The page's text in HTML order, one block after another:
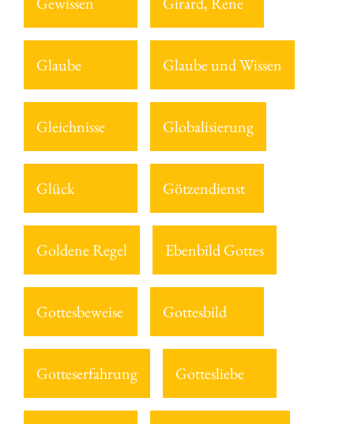
Glaube Glaube und Wissen
Gleichnisse Globalisierung
Glück Götzendienst
Goldene Regel Ebenbild Gottes
Gottesbeweise Gottesbild
Gotteserfahrung Gottesliebe